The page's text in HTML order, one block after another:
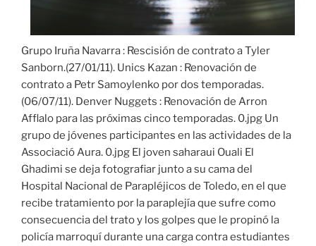
Grupo Iruña Navarra : Rescisión de contrato a Tyler
Sanborn.(27/01/11). Unics Kazan : Renovación de
contrato a Petr Samoylenko por dos temporadas.
(06/07/11). Denver Nuggets : Renovación de Arron
Afflalo para las próximas cinco temporadas. 0.jpg Un
grupo de jóvenes participantes en las actividades de la
Associació Aura. 0.jpg El joven saharaui Ouali El
Ghadimi se deja fotografiar junto a su cama del
Hospital Nacional de Parapléjicos de Toledo, en el que
recibe tratamiento por la paraplejía que sufre como
consecuencia del trato y los golpes que le propinó la
policía marroquí durante una carga contra estudiantes